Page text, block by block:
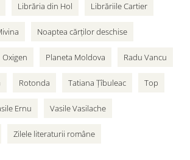
Librăria din Hol Librăriile Cartier
Noaptea cărților deschise
Oxigen Planeta Moldova Radu Vancu
Rotonda Tatiana Țîbuleac Top
Ernu Vasile Vasilache
Zilele literaturii române